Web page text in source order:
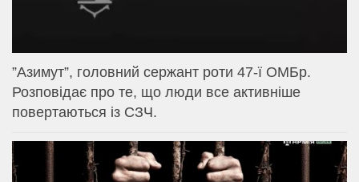
⁨”Азимут”, головний сержант роти 47-ї ОМБр.
Розповідає про те, що люди все активніше
повертаються із СЗЧ.